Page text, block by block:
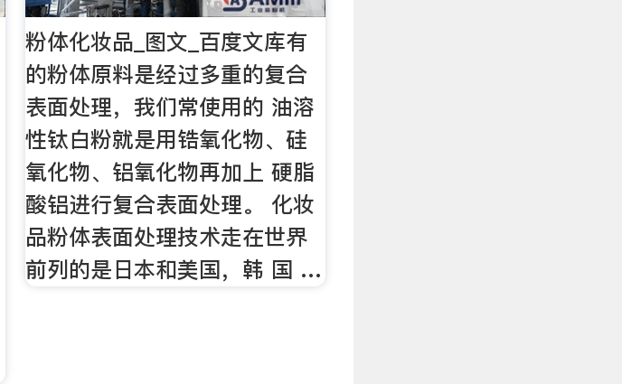
粉体化妆品_图文_百度文库有
的粉体原料是经过多重的复合
表面处理，我们常使用的 油溶
性钛白粉就是用锆氧化物、硅
氧化物、铝氧化物再加上 硬脂
酸铝进行复合表面处理。 化妆
品粉体表面处理技术走在世界
前列的是日本和美国，韩 国 …